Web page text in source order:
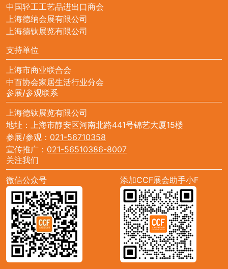
中国轻工工艺品进出口商会
上海德纳会展有限公司
上海德钛展览有限公司
支持单位
上海市商业联合会
中百协会家居生活行业分会
参展/参观联系
上海德钛展览有限公司
地址：上海市静安区河南北路441号锦艺大厦15楼
参展/参观： 021-56710358
宣传推广： 021-56510386-8007
关注我们
微信公众号
添加CCF展会助手小F